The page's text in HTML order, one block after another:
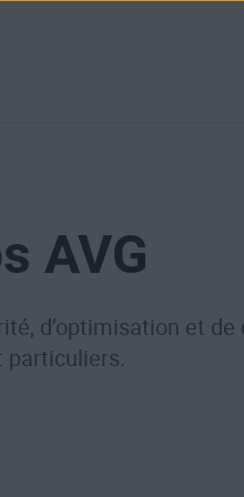
AVG
d’optimisation et
particuliers.